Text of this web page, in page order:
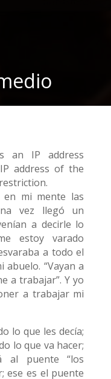
an IP address
address of the
en mi mente las
vez llegó un
a decirle lo
estoy varado
a todo el
abuelo. “Vayan a
a trabajar”. Y yo
a trabajar mi
lo que les decía;
lo que va hacer;
al puente “los
ese es el puente